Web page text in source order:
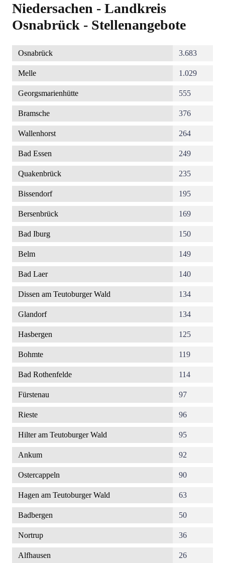
Niedersachen - Landkreis
Osnabrück - Stellenangebote
Osnabrück 3.683
Melle 1.029
Georgsmarienhütte 555
Bramsche 376
Wallenhorst 264
Bad Essen 249
Quakenbrück 235
Bissendorf 195
Bersenbrück 169
Bad Iburg 150
Belm 149
Bad Laer 140
Dissen am Teutoburger Wald 134
Glandorf 134
Hasbergen 125
Bohmte 119
Bad Rothenfelde 114
Fürstenau 97
Rieste 96
Hilter am Teutoburger Wald 95
Ankum 92
Ostercappeln 90
Hagen am Teutoburger Wald 63
Badbergen 50
Nortrup 36
Alfhausen 26